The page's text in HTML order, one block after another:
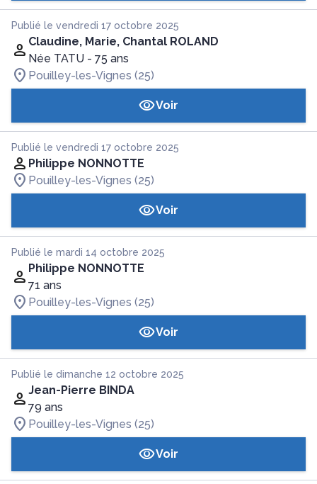
Publié le vendredi 17 octobre 2025
Claudine, Marie, Chantal ROLAND
Née TATU - 75 ans
Pouilley-les-Vignes (25)
Voir
Publié le vendredi 17 octobre 2025
Philippe NONNOTTE
Pouilley-les-Vignes (25)
Voir
Publié le mardi 14 octobre 2025
Philippe NONNOTTE
71 ans
Pouilley-les-Vignes (25)
Voir
Publié le dimanche 12 octobre 2025
Jean-Pierre BINDA
79 ans
Pouilley-les-Vignes (25)
Voir